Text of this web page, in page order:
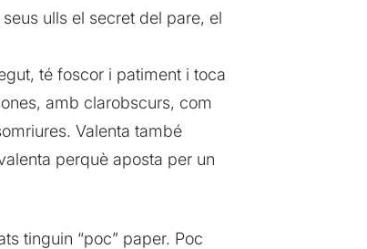
ulls el secret del pare, el
té foscor i patiment i toca
amb clarobscurs, com
Valenta també
perquè aposta per un
tinguin “poc” paper. Poc